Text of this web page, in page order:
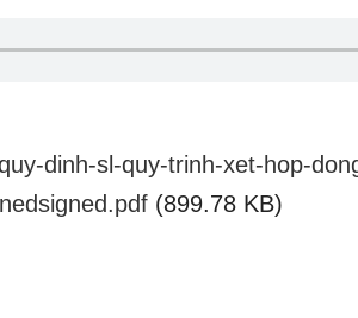
dinh-sl-quy-trinh-xet-hop-
(899.78 KB)